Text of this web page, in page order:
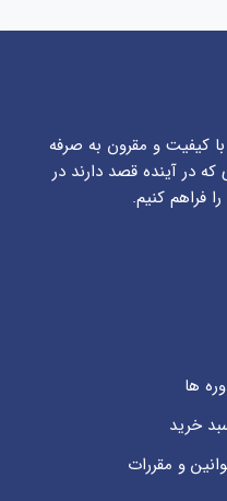
کیفیت و مقرون به صرفه
در آینده قصد دارند در
فراهم کنیم.
ها
خرید
و مقررات